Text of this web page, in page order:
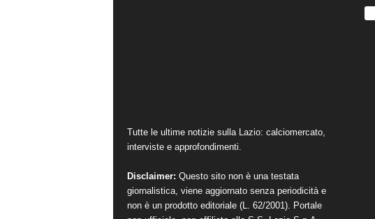
Tutte le ultime notizie sulla Lazio: calciomercato,
interviste e approfondimenti.
Disclaimer: Questo sito non è una testata
giornalistica, viene aggiornato senza periodicità e
non è un prodotto editoriale (L. 62/2001). Portale